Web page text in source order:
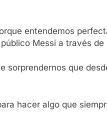
entendemos
Messi a través
sorprendernos que
hacer algo que